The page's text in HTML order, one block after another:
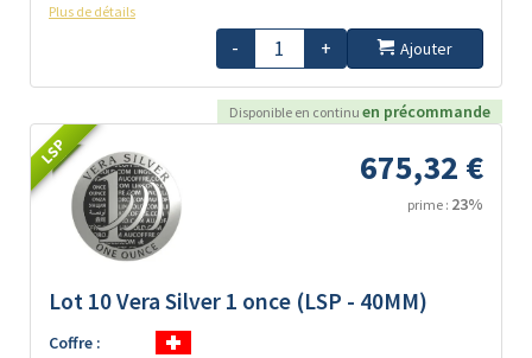
Plus de détails
- + Ajouter
Disponible en continu en précommande
LSP 675,32 €
prime : 23%
Lot 10 Vera Silver 1 once (LSP - 40MM)
Coffre :